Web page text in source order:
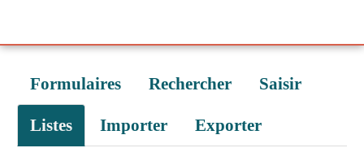
Formulaires Rechercher Saisir
Listes Importer Exporter